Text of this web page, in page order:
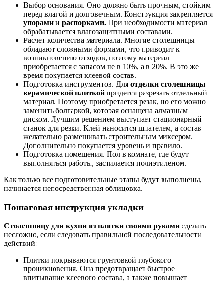
Выбор основания. Оно должно быть прочным, стойким
перед влагой и долговечным. Конструкция закрепляется
упорами и распорками. При необходимости материал
обрабатывается влагозащитными составами.
Расчет количества материала. Многие столешницы
обладают сложными формами, что приводит к
возникновению отходов, поэтому материал
приобретается с запасом не в 10%, а в 20%. В это же
время покупается клеевой состав.
Подготовка инструментов. Для отделки столешницы
керамической плиткой придется разрезать отдельный
материал. Поэтому приобретается резак, но его можно
заменить болгаркой, которая оснащена алмазным
диском. Лучшим решением выступает стационарный
станок для резки. Клей наносится шпателем, а состав
желательно размешивать строительным миксером.
Дополнительно покупается уровень и правило.
Подготовка помещения. Пол в комнате, где будут
выполняться работы, застилается полиэтиленом.
Как только все подготовительные этапы будут выполнены,
начинается непосредственная облицовка.
Пошаговая инструкция укладки
Столешницу для кухни из плитки своими руками сделать
несложно, если следовать правильной последовательности
действий:
Плитки покрываются грунтовкой глубокого
проникновения. Она предотвращает быстрое
впитывание клеевого состава, а также повышает